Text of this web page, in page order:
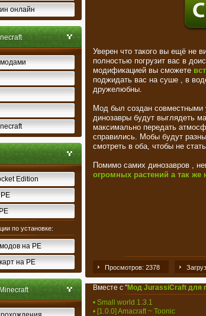
онлайн
Edition
по установке:
на PE
на PE
Уверен что такого вы ещё не
полностью погрузит вас в
модификацией вы сможете
поджидать вас на суше , в
дружелюбны.
Мод был создан совместными
динозавры будут выглядеть
максимально передать
справились. Мобы будут
смотреть в оба, чтобы не
Помимо самих динозавров ,
огромных растений а так
Просмотров: 2378
Вместе с "Мод JurassiCraft для
• Small world 1.3.1
• [1.0.0] Amacraft ~ Toonic